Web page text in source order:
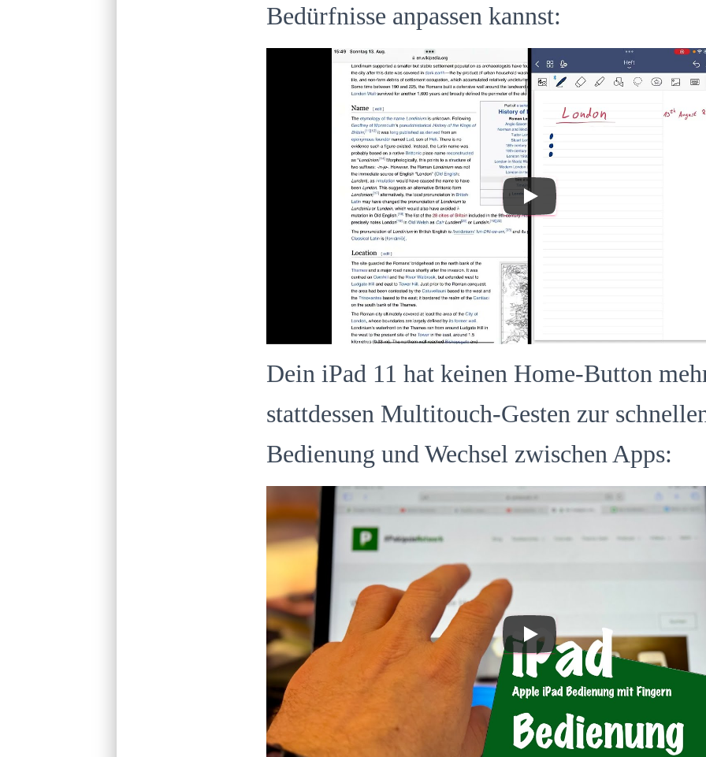
Bedürfnisse anpassen kannst:
Dein iPad 11 hat keinen Home-Button
stattdessen Multitouch-Gesten zur
Bedienung und Wechsel zwischen Apps: